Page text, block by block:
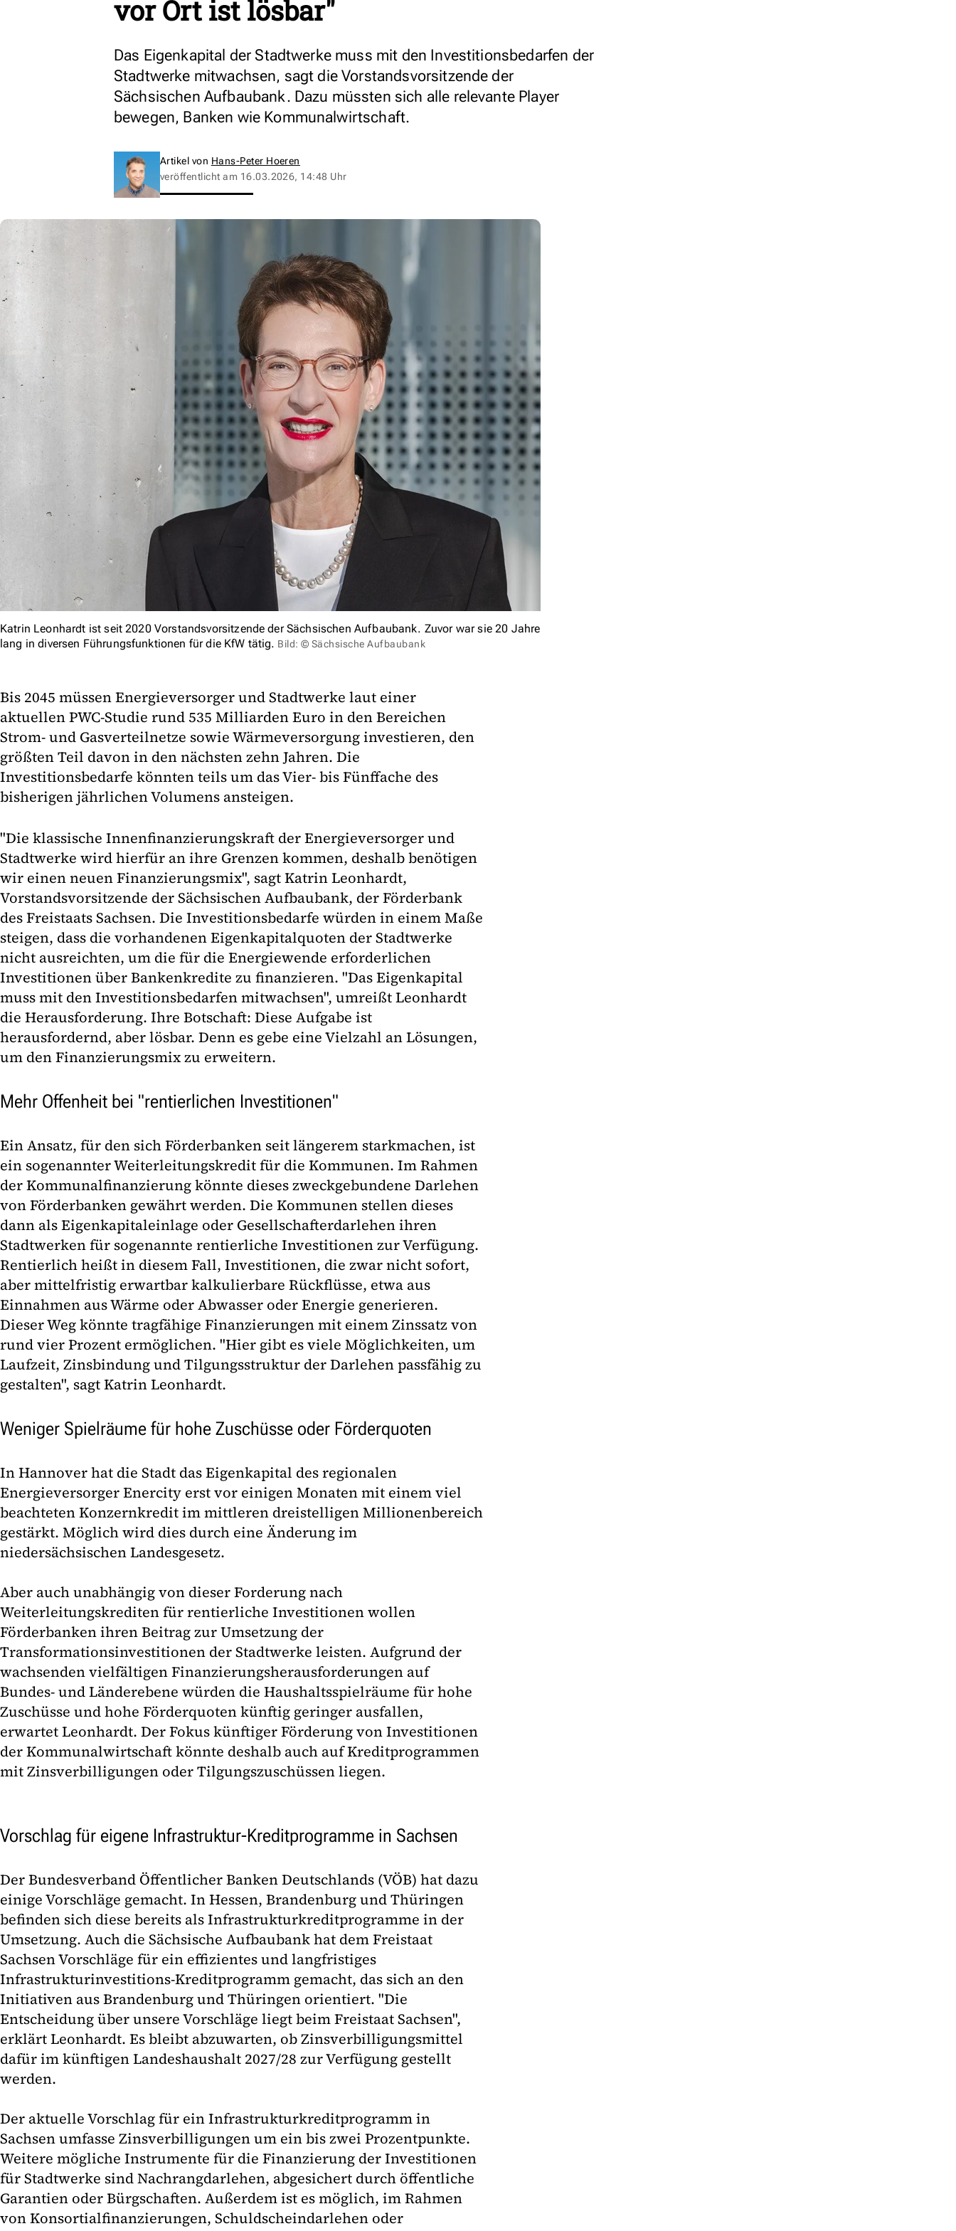
vor Ort ist lösbar"
Das Eigenkapital der Stadtwerke muss mit den Investitionsbedarfen der
Stadtwerke mitwachsen, sagt die Vorstandsvorsitzende der
Sächsischen Aufbaubank. Dazu müssten sich alle relevante Player
bewegen, Banken wie Kommunalwirtschaft.
Artikel von Hans-Peter Hoeren
veröffentlicht am 16.03.2026, 14:48 Uhr
Katrin Leonhardt ist seit 2020 Vorstandsvorsitzende der Sächsischen Aufbaubank. Zuvor war sie 20 Jahre
lang in diversen Führungsfunktionen für die KfW tätig. Bild: © Sächsische Aufbaubank
Bis 2045 müssen Energieversorger und Stadtwerke laut einer
aktuellen PWC-Studie rund 535 Milliarden Euro in den Bereichen
Strom- und Gasverteilnetze sowie Wärmeversorgung investieren, den
größten Teil davon in den nächsten zehn Jahren. Die
Investitionsbedarfe könnten teils um das Vier- bis Fünffache des
bisherigen jährlichen Volumens ansteigen.
"Die klassische Innenfinanzierungskraft der Energieversorger und
Stadtwerke wird hierfür an ihre Grenzen kommen, deshalb benötigen
wir einen neuen Finanzierungsmix", sagt Katrin Leonhardt,
Vorstandsvorsitzende der Sächsischen Aufbaubank, der Förderbank
des Freistaats Sachsen. Die Investitionsbedarfe würden in einem Maße
steigen, dass die vorhandenen Eigenkapitalquoten der Stadtwerke
nicht ausreichten, um die für die Energiewende erforderlichen
Investitionen über Bankenkredite zu finanzieren. "Das Eigenkapital
muss mit den Investitionsbedarfen mitwachsen", umreißt Leonhardt
die Herausforderung. Ihre Botschaft: Diese Aufgabe ist
herausfordernd, aber lösbar. Denn es gebe eine Vielzahl an Lösungen,
um den Finanzierungsmix zu erweitern.
Mehr Offenheit bei "rentierlichen Investitionen"
Ein Ansatz, für den sich Förderbanken seit längerem starkmachen, ist
ein sogenannter Weiterleitungskredit für die Kommunen. Im Rahmen
der Kommunalfinanzierung könnte dieses zweckgebundene Darlehen
von Förderbanken gewährt werden. Die Kommunen stellen dieses
dann als Eigenkapitaleinlage oder Gesellschafterdarlehen ihren
Stadtwerken für sogenannte rentierliche Investitionen zur Verfügung.
Rentierlich heißt in diesem Fall, Investitionen, die zwar nicht sofort,
aber mittelfristig erwartbar kalkulierbare Rückflüsse, etwa aus
Einnahmen aus Wärme oder Abwasser oder Energie generieren.
Dieser Weg könnte tragfähige Finanzierungen mit einem Zinssatz von
rund vier Prozent ermöglichen. "Hier gibt es viele Möglichkeiten, um
Laufzeit, Zinsbindung und Tilgungsstruktur der Darlehen passfähig zu
gestalten", sagt Katrin Leonhardt.
Weniger Spielräume für hohe Zuschüsse oder Förderquoten
In Hannover hat die Stadt das Eigenkapital des regionalen
Energieversorger Enercity erst vor einigen Monaten mit einem viel
beachteten Konzernkredit im mittleren dreistelligen Millionenbereich
gestärkt. Möglich wird dies durch eine Änderung im
niedersächsischen Landesgesetz.
Aber auch unabhängig von dieser Forderung nach
Weiterleitungskrediten für rentierliche Investitionen wollen
Förderbanken ihren Beitrag zur Umsetzung der
Transformationsinvestitionen der Stadtwerke leisten. Aufgrund der
wachsenden vielfältigen Finanzierungsherausforderungen auf
Bundes- und Länderebene würden die Haushaltsspielräume für hohe
Zuschüsse und hohe Förderquoten künftig geringer ausfallen,
erwartet Leonhardt. Der Fokus künftiger Förderung von Investitionen
der Kommunalwirtschaft könnte deshalb auch auf Kreditprogrammen
mit Zinsverbilligungen oder Tilgungszuschüssen liegen.
Vorschlag für eigene Infrastruktur-Kreditprogramme in Sachsen
Der Bundesverband Öffentlicher Banken Deutschlands (VÖB) hat dazu
einige Vorschläge gemacht. In Hessen, Brandenburg und Thüringen
befinden sich diese bereits als Infrastrukturkreditprogramme in der
Umsetzung. Auch die Sächsische Aufbaubank hat dem Freistaat
Sachsen Vorschläge für ein effizientes und langfristiges
Infrastrukturinvestitions-Kreditprogramm gemacht, das sich an den
Initiativen aus Brandenburg und Thüringen orientiert. "Die
Entscheidung über unsere Vorschläge liegt beim Freistaat Sachsen",
erklärt Leonhardt. Es bleibt abzuwarten, ob Zinsverbilligungsmittel
dafür im künftigen Landeshaushalt 2027/28 zur Verfügung gestellt
werden.
Der aktuelle Vorschlag für ein Infrastrukturkreditprogramm in
Sachsen umfasse Zinsverbilligungen um ein bis zwei Prozentpunkte.
Weitere mögliche Instrumente für die Finanzierung der Investitionen
für Stadtwerke sind Nachrangdarlehen, abgesichert durch öffentliche
Garantien oder Bürgschaften. Außerdem ist es möglich, im Rahmen
von Konsortialfinanzierungen, Schuldscheindarlehen oder